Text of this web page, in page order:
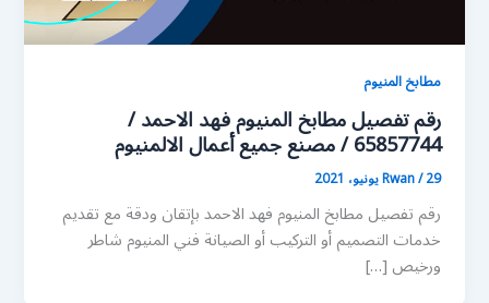
مطابخ المنيوم
رقم تفصيل مطابخ المنيوم فهد الاحمد /
65857744 / مصنع جميع أعمال الالمنيوم
Rwan/29 يونيو، 2021
رقم تفصيل مطابخ المنيوم فهد الاحمد بإتقان ودقة مع تقديم
خدمات التصميم أو التركيب أو الصيانة فني المنيوم شاطر
ورخيص […]